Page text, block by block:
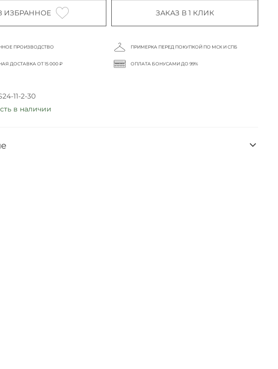
ИЗБРАННОЕ ЗАКАЗ В 1 КЛИК
ПРОИЗВОДСТВО
ДОСТАВКА ОТ 15 000 ₽
ПРИМЕРКА ПЕРЕД ПОКУПКОЙ ПО МСК И СПБ
ОПЛАТА БОНУСАМИ ДО 99%
11-2-30
в наличии